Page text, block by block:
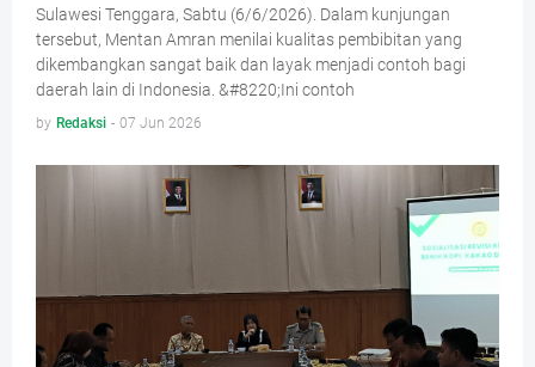
Sulawesi Tenggara, Sabtu (6/6/2026). Dalam kunjungan
tersebut, Mentan Amran menilai kualitas pembibitan yang
dikembangkan sangat baik dan layak menjadi contoh bagi
daerah lain di Indonesia. &#8220;Ini contoh
by Redaksi - 07 Jun 2026